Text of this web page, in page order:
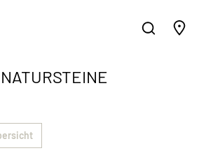
NATURSTEINE